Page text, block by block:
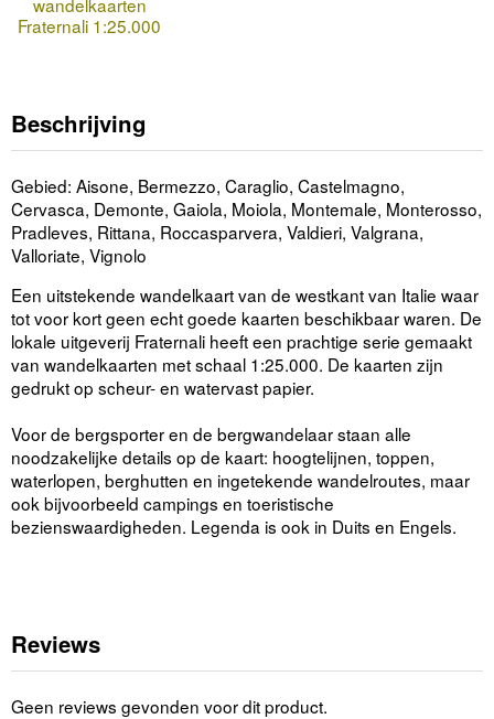
Fraternali 1:25.000
Beschrijving
Gebied: Aisone, Bermezzo, Caraglio, Castelmagno,
Cervasca, Demonte, Gaiola, Moiola, Montemale, Monterosso,
Pradleves, Rittana, Roccasparvera, Valdieri, Valgrana,
Valloriate, Vignolo
Een uitstekende wandelkaart van de westkant van Italie waar
tot voor kort geen echt goede kaarten beschikbaar waren. De
lokale uitgeverij Fraternali heeft een prachtige serie gemaakt
van wandelkaarten met schaal 1:25.000. De kaarten zijn
gedrukt op scheur- en watervast papier.
Voor de bergsporter en de bergwandelaar staan alle
noodzakelijke details op de kaart: hoogtelijnen, toppen,
waterlopen, berghutten en ingetekende wandelroutes, maar
ook bijvoorbeeld campings en toeristische
bezienswaardigheden. Legenda is ook in Duits en Engels.
Reviews
Geen reviews gevonden voor dit product.